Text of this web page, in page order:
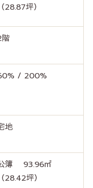
（28.87坪）
/ 200%
地
簿 93.96㎡
（28.42坪）